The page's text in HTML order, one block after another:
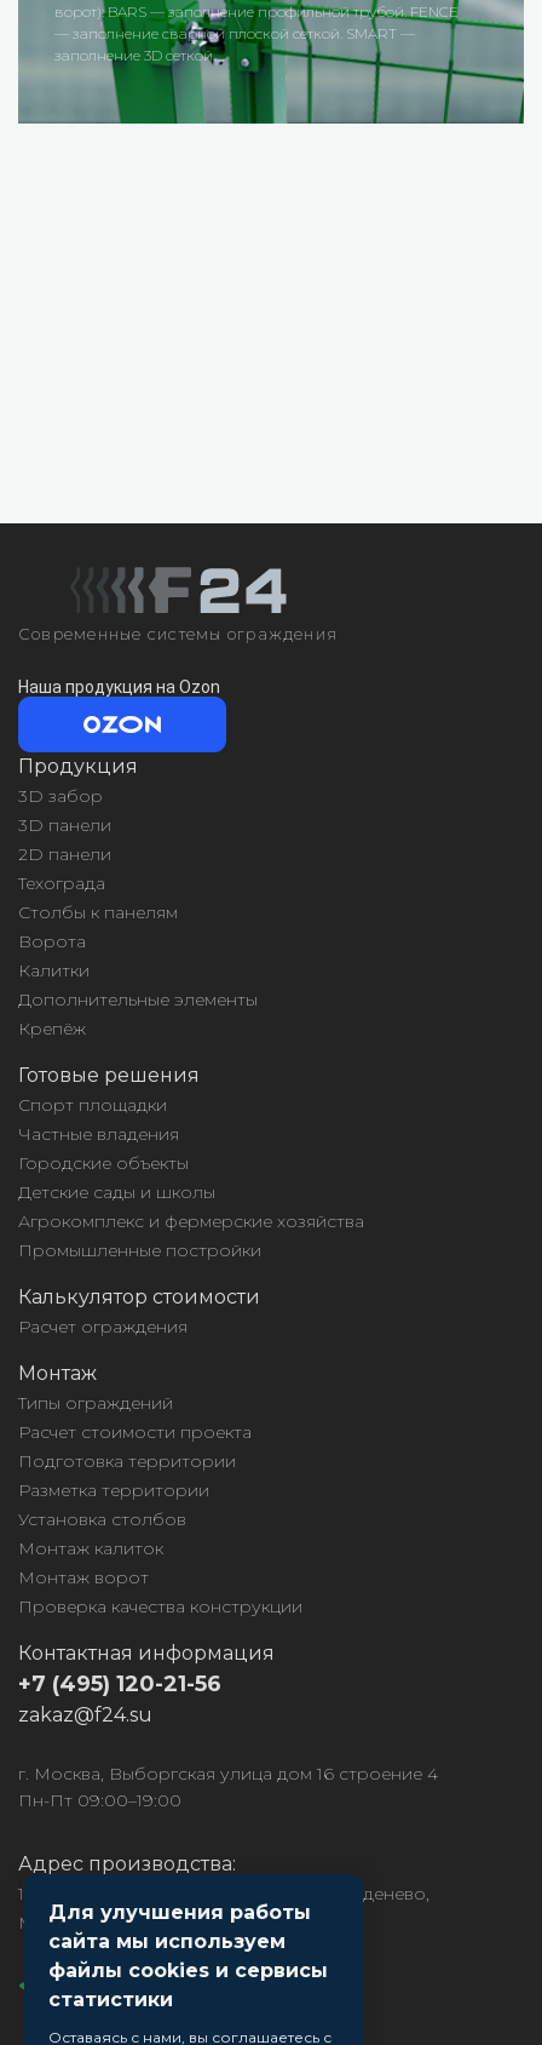
трубой. FENCE
сеткой. SMART —
бетонированием или с
профили: Серия Смарт —
толщиной металла 1,5 мм.
60х60 мм с толщиной
— профиль 80х80 мм с
Параметры фланца для
Современные системы ограждения
Наша продукция на Ozon
Продукция
3D забор
3D панели
2D панели
Техограда
Столбы к панелям
Ворота
Калитки
Дополнительные элементы
Крепёж
Готовые решения
Спорт площадки
Частные владения
Городские объекты
Детские сады и школы
Агрокомплекс и фермерские хозяйства
Промышленные постройки
Калькулятор стоимости
Расчет ограждения
Монтаж
Типы ограждений
Расчет стоимости проекта
Подготовка территории
Разметка территории
Установка столбов
Монтаж калиток
Монтаж ворот
Проверка качества конструкции
Контактная информация
+7 (495) 120-21-56
zakaz@f24.su
г. Москва, Выборгская улица дом 16 строение 4
Пн-Пт 09:00–19:00
Адрес производства:
141850, МО, Дмитровский район, рп. Деденево,
Московское ш., д.1
Для улучшения работы
сайта мы используем
файлы cookies и сервисы
статистики
Оставаясь с нами, вы соглашаетесь с